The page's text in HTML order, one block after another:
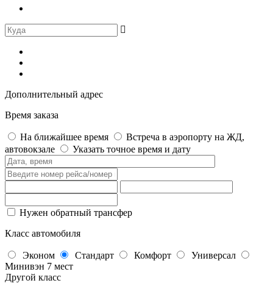
Дополнительный адрес
Время заказа
На ближайшее время
Встреча в аэропорту на ЖД,
автовокзале
Указать точное время и дату
Нужен обратный трансфер
Класс автомобиля
Эконом Стандарт Комфорт
Универсал
Минивэн 7 мест
Другой класс